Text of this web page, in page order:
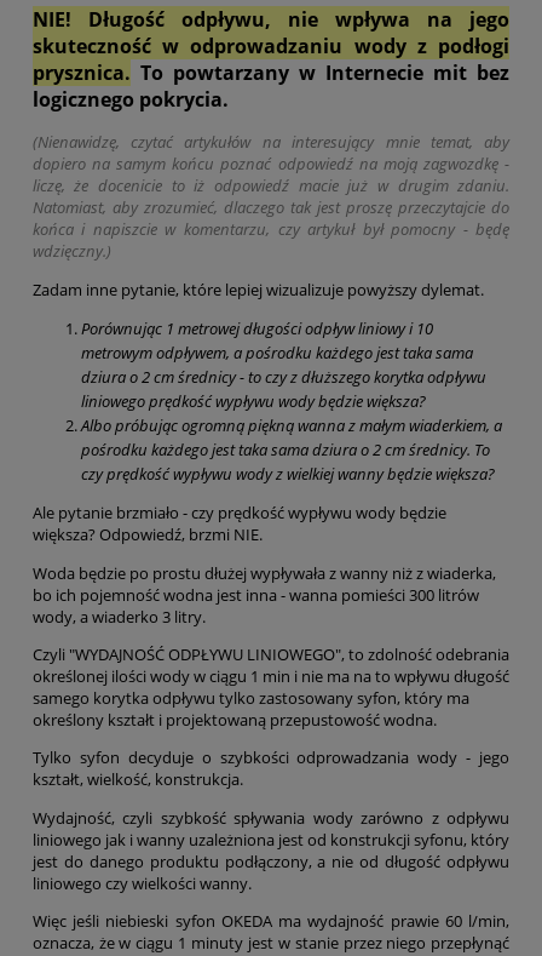
NIE! Długość odpływu, nie wpływa na jego
skuteczność w odprowadzaniu wody z podłogi
prysznica. To powtarzany w Internecie mit bez
logicznego pokrycia.
(Nienawidzę, czytać artykułów na interesujący mnie temat, aby
dopiero na samym końcu poznać odpowiedź na moją zagwozdkę -
liczę, że docenicie to iż odpowiedź macie już w drugim zdaniu.
Natomiast, aby zrozumieć, dlaczego tak jest proszę przeczytajcie do
końca i napiszcie w komentarzu, czy artykuł był pomocny - będę
wdzięczny.)
Zadam inne pytanie, które lepiej wizualizuje powyższy dylemat.
Porównując 1 metrowej długości odpływ liniowy i 10
metrowym odpływem, a pośrodku każdego jest taka sama
dziura o 2 cm średnicy - to czy z dłuższego korytka odpływu
liniowego prędkość wypływu wody będzie większa?
Albo próbując ogromną piękną wanna z małym wiaderkiem, a
pośrodku każdego jest taka sama dziura o 2 cm średnicy. To
czy prędkość wypływu wody z wielkiej wanny będzie większa?
Ale pytanie brzmiało - czy prędkość wypływu wody będzie
większa? Odpowiedź, brzmi NIE.
Woda będzie po prostu dłużej wypływała z wanny niż z wiaderka,
bo ich pojemność wodna jest inna - wanna pomieści 300 litrów
wody, a wiaderko 3 litry.
Czyli "WYDAJNOŚĆ ODPŁYWU LINIOWEGO", to zdolność odebrania
określonej ilości wody w ciągu 1 min i nie ma na to wpływu długość
samego korytka odpływu tylko zastosowany syfon, który ma
określony kształt i projektowaną przepustowość wodna.
Tylko syfon decyduje o szybkości odprowadzania wody - jego
kształt, wielkość, konstrukcja.
Wydajność, czyli szybkość spływania wody zarówno z odpływu
liniowego jak i wanny uzależniona jest od konstrukcji syfonu, który
jest do danego produktu podłączony, a nie od długość odpływu
liniowego czy wielkości wanny.
Więc jeśli niebieski syfon OKEDA ma wydajność prawie 60 l/min,
oznacza, że w ciągu 1 minuty jest w stanie przez niego przepłynąć